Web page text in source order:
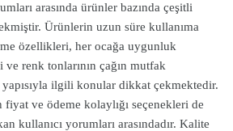
arasında ürünler bazında çeşitli
Ürünlerin uzun süre kullanıma
özellikleri, her ocağa uygunluk
renk tonlarının çağın mutfak
yapısıyla ilgili konular dikkat çekmektedir.
fiyat ve ödeme kolaylığı seçenekleri de
kullanıcı yorumları arasındadır. Kalite